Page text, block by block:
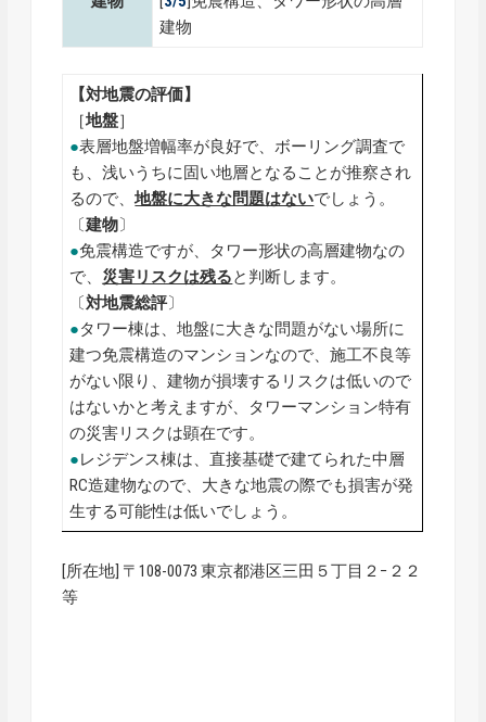
建物
【対地震の評価】
［地盤］
●表層地盤増幅率が良好で、ボーリング調査で
も、浅いうちに固い地層となることが推察され
るので、地盤に大きな問題はないでしょう。
〔建物〕
●免震構造ですが、タワー形状の高層建物なの
で、 災害リスクは残ると判断します。
〔対地震総評〕
●タワー棟は、地盤に大きな問題がない場所に
建つ免震構造のマンションなので、施工不良等
がない限り、建物が損壊するリスクは低いので
はないかと考えますが、タワーマンション特有
の災害リスクは顕在です。
●レジデンス棟は、直接基礎で建てられた中層
RC造建物なので、大きな地震の際でも損害が発
生する可能性は低いでしょう。
[所在地] 〒108-0073 東京都港区三田５丁目２−２２
等